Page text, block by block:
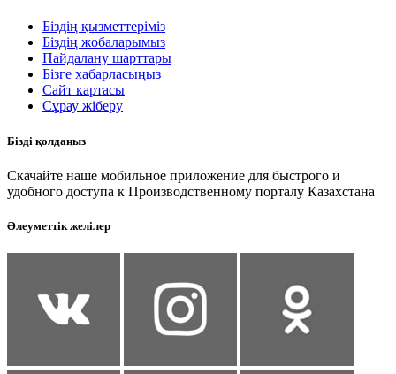
Біздің қызметтеріміз
Біздің жобаларымыз
Пайдалану шарттары
Бізге хабарласыңыз
Сайт картасы
Сұрау жіберу
Бізді қолдаңыз
Скачайте наше мобильное приложение для быстрого и
удобного доступа к Производственному порталу Казахстана
Әлеуметтік желілер